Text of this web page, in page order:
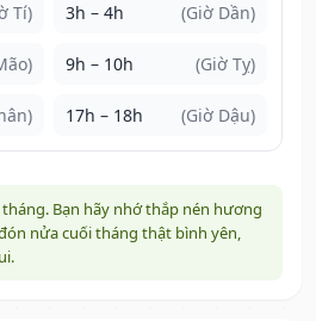
Tí) 3h – 4h (Giờ Dần)
9h – 10h (Giờ Tỵ)
17h – 18h (Giờ Dậu)
Bạn hãy nhớ thắp nén hương
nửa cuối tháng thật bình yên,